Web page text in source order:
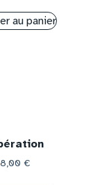
au panier
8,00 €